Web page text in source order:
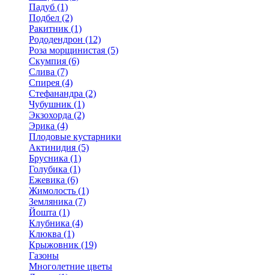
Падуб (1)
Подбел (2)
Ракитник (1)
Рододендрон (12)
Роза морщинистая (5)
Скумпия (6)
Слива (7)
Спирея (4)
Стефанандра (2)
Чубушник (1)
Экзохорда (2)
Эрика (4)
Плодовые кустарники
Актинидия (5)
Брусника (1)
Голубика (1)
Ежевика (6)
Жимолость (1)
Земляника (7)
Йошта (1)
Клубника (4)
Клюква (1)
Крыжовник (19)
Газоны
Многолетние цветы